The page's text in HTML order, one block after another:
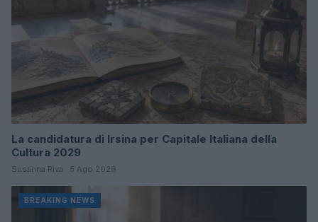
La candidatura di Irsina per Capitale Italiana della
Cultura 2029
Susanna Riva · 5 Ago 2026
BREAKING NEWS